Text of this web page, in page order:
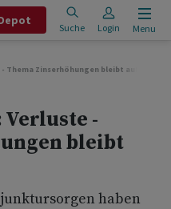
Suche Login Menu
Thema Zinserhöhungen bleibt auf der
-
bleibt
haben